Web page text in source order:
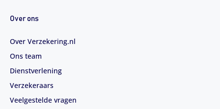
Over ons
Over Verzekering.nl
Ons team
Dienstverlening
Verzekeraars
Veelgestelde vragen